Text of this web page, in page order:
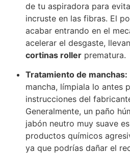
de tu aspiradora para
incruste en las fibras. El
acabar entrando en el
acelerar el desgaste,
cortinas roller prematura.
Tratamiento de manchas:
mancha, límpiala lo antes
instrucciones del
Generalmente, un paño
jabón neutro muy suave
productos químicos
ya que podrías dañar el